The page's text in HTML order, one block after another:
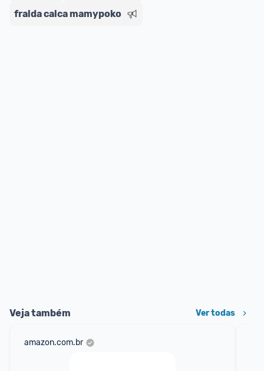
fralda calca mamypoko
Veja também Ver todas
amazon.com.br